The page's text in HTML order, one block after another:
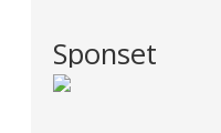
Sponset